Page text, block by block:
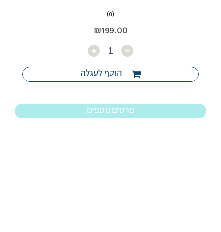
(0)
₪199.00
כמות
הוסף לעגלה
פרטים נוספים